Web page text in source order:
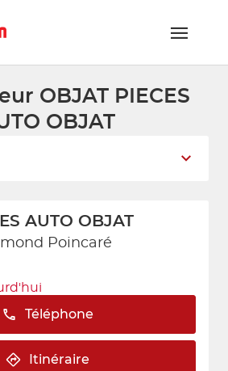
OBJAT PIECES
OBJAT
AUTO OBJAT
Poincaré
Téléphone
Itinéraire